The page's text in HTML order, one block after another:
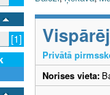
[1]
Privātā
Norises vieta: